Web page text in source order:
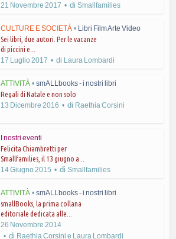
21 Novembre 2017
diSmallfamilies
CULTURE E SOCIETÀ • Libri Film Arte Video
Sei libri, due autori. Per le vacanze
di piccini e...
17 Luglio 2017
di Laura Lombardi
ATTIVITÀ • smALLbooks - i nostri libri
Regali di Natale e non solo
13 Dicembre 2016
di Raethia Corsini
I nostri eventi
Felicita Chiambretti per
Smallfamilies, il 13 giugno a...
14 Giugno 2015
diSmallfamilies
ATTIVITÀ • smALLbooks - i nostri libri
smallBooks, la prima collana
editoriale dedicata alle...
26 Novembre 2014
di Raethia Corsini e Laura Lombardi